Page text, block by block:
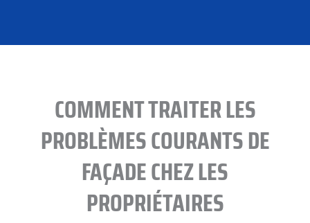
COMMENT TRAITER LES
PROBLÈMES COURANTS DE
FAÇADE CHEZ LES
PROPRIÉTAIRES